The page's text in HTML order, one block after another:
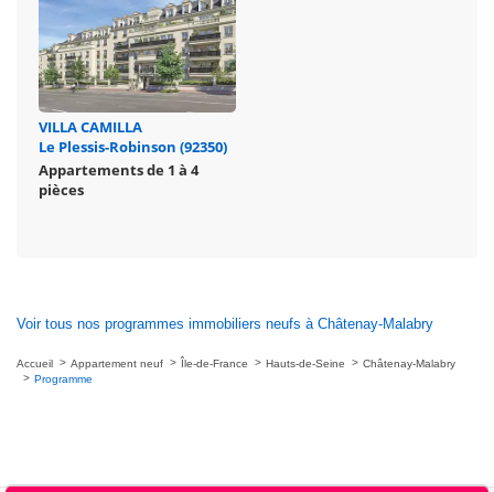
VILLA CAMILLA
Le Plessis-Robinson (92350)
Appartements de 1 à 4
pièces
Voir tous nos programmes immobiliers neufs à Châtenay-Malabry
Accueil Appartement neuf Île-de-France Hauts-de-Seine
Châtenay-Malabry
Programme